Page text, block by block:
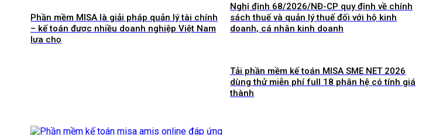
Phần mềm MISA là giải pháp quản lý tài chính
– kế toán được nhiều doanh nghiệp Việt Nam
lựa chọ
Nghị định 68/2026/NĐ-CP quy định về chính
sách thuế và quản lý thuế đối với hộ kinh
doanh, cá nhân kinh doanh
Tải phần mềm kế toán MISA SME NET 2026
dùng thử miễn phí full 18 phân hệ có tính giá
thành